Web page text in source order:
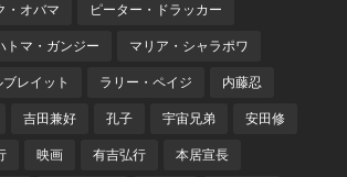
・オバマ ピーター・ドラッカー
トマ・ガンジー マリア・シャラポワ
レイット ラリー・ペイジ 内藤忍
吉田兼好 孔子 宇宙兄弟 安田修
映画 有吉弘行 本居宣長